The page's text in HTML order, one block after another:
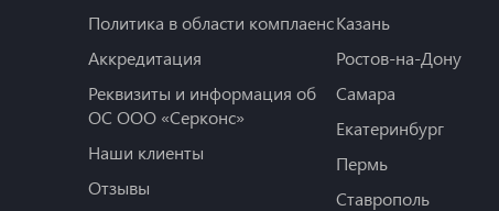
Политика в области комплаенс
Аккредитация
Реквизиты и информация об
ОС ООО «Серконс»
Наши клиенты
Отзывы
Казань
Ростов-на-Дону
Самара
Екатеринбург
Пермь
Ставрополь